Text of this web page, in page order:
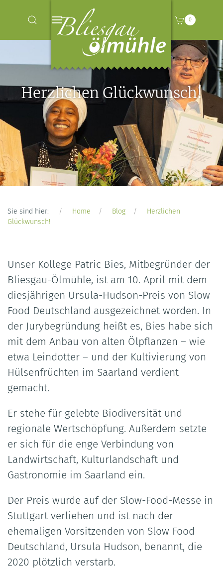
0
Herzlichen Glückwunsch!
Sie sind hier: Home Blog
Herzlichen
Glückwunsch!
Unser Kollege Patric Bies, Mitbegründer der
Bliesgau-Ölmühle, ist am 10. April mit dem
diesjährigen Ursula-Hudson-Preis von Slow
Food Deutschland ausgezeichnet worden. In
der Jurybegründung heißt es, Bies habe sich
mit dem Anbau von alten Ölpflanzen – wie
etwa Leindotter – und der Kultivierung von
Hülsenfrüchten im Saarland verdient
gemacht.
Er stehe für gelebte Biodiversität und
regionale Wertschöpfung. Außerdem setzte
er sich für die enge Verbindung von
Landwirtschaft, Kulturlandschaft und
Gastronomie im Saarland ein.
Der Preis wurde auf der Slow-Food-Messe in
Stuttgart verliehen und ist nach der
ehemaligen Vorsitzenden von Slow Food
Deutschland, Ursula Hudson, benannt, die
2020 plötzlich verstarb.